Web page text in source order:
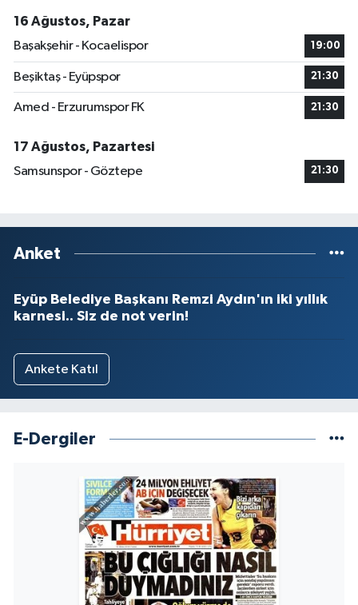
16 Ağustos, Pazar
Başakşehir - Kocaelispor
19:00
Beşiktaş - Eyüpspor 21:30
Amed - Erzurumspor FK 21:30
17 Ağustos, Pazartesi
Samsunspor - Göztepe
21:30
Anket
Eyüp Belediye Başkanı Remzi Aydın'ın iki yıllık
karnesi.. Siz de not verin!
Ankete Katıl
E-Dergiler